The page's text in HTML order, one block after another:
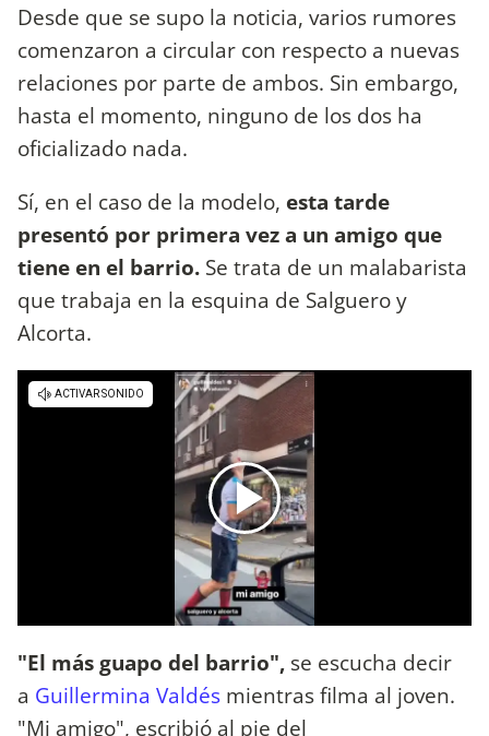
Desde que se supo la noticia, varios rumores
comenzaron a circular con respecto a nuevas
relaciones por parte de ambos. Sin embargo,
hasta el momento, ninguno de los dos ha
oficializado nada.
Sí, en el caso de la modelo, esta tarde
presentó por primera vez a un amigo que
tiene en el barrio. Se trata de un malabarista
que trabaja en la esquina de Salguero y
Alcorta.
"El más guapo del barrio", se escucha decir
a Guillermina Valdés mientras filma al joven.
"Mi amigo", escribió al pie del